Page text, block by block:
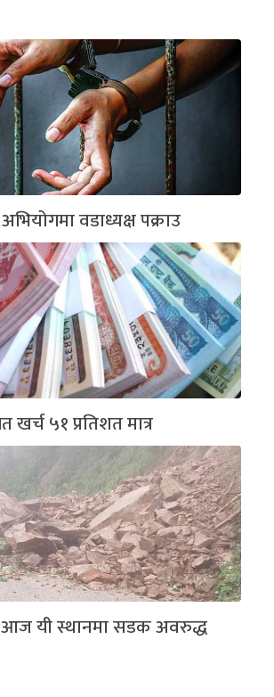
वडाध्यक्ष पक्राउ
खर्च ५१ प्रतिशत मात्र
आज यी स्थानमा सडक अवरुद्ध